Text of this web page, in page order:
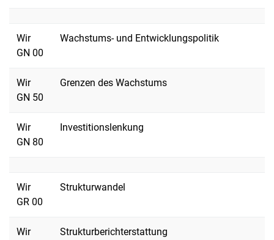
Wir
GN 00
Wachstums- und Entwicklungspolitik
Wir
GN 50
Grenzen des Wachstums
Wir
GN 80
Investitionslenkung
Wir
GR 00
Strukturwandel
Wir
Strukturberichterstattung